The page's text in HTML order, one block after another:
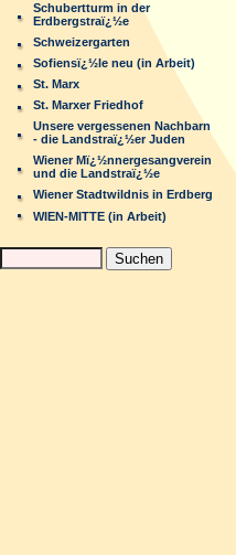
Schubertturm in der
Erdbergstraï¿½e
Schweizergarten
Sofiensï¿½le neu (in Arbeit)
St. Marx
St. Marxer Friedhof
Unsere vergessenen Nachbarn
- die Landstraï¿½er Juden
Wiener Mï¿½nnergesangverein
und die Landstraï¿½e
Wiener Stadtwildnis in Erdberg
WIEN-MITTE (in Arbeit)